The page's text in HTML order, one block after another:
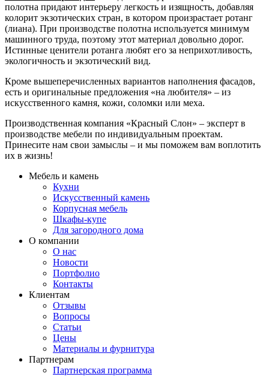
полотна придают интерьеру легкость и изящность, добавляя
колорит экзотических стран, в котором произрастает ротанг
(лиана). При производстве полотна используется минимум
машинного труда, поэтому этот материал довольно дорог.
Истинные ценители ротанга любят его за неприхотливость,
экологичность и экзотический вид.
Кроме вышеперечисленных вариантов наполнения фасадов,
есть и оригинальные предложения «на любителя» – из
искусственного камня, кожи, соломки или меха.
Производственная компания «Красный Слон» – эксперт в
производстве мебели по индивидуальным проектам.
Принесите нам свои замыслы – и мы поможем вам воплотить
их в жизнь!
Мебель и камень
Кухни
Искусственный камень
Корпусная мебель
Шкафы-купе
Для загородного дома
О компании
О нас
Новости
Портфолио
Контакты
Клиентам
Отзывы
Вопросы
Статьи
Цены
Материалы и фурнитура
Партнерам
Партнерская программа